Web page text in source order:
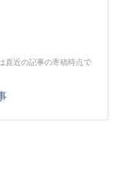
直近の記事の寄稿時点で